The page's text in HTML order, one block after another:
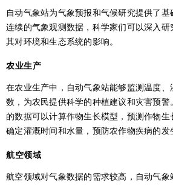
自动气象站为气象预报和气候研究提供了基
连续的气象观测数据，科学家们可以深入研
其对环境和生态系统的影响。
农业生产
在农业生产中，自动气象站能够监测温度、
数，为农民提供科学的种植建议和灾害预
的数据可以计算作物生长模型，预测作物
确定灌溉时间和水量，预防农作物疾病的发
航空领域
航空领域对气象数据的需求较高，自动气